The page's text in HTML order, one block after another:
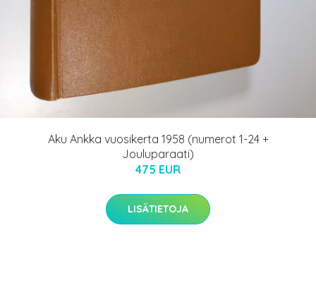
Aku Ankka vuosikerta 1958 (numerot 1-24 +
Jouluparaati)
475 EUR
LISÄTIETOJA